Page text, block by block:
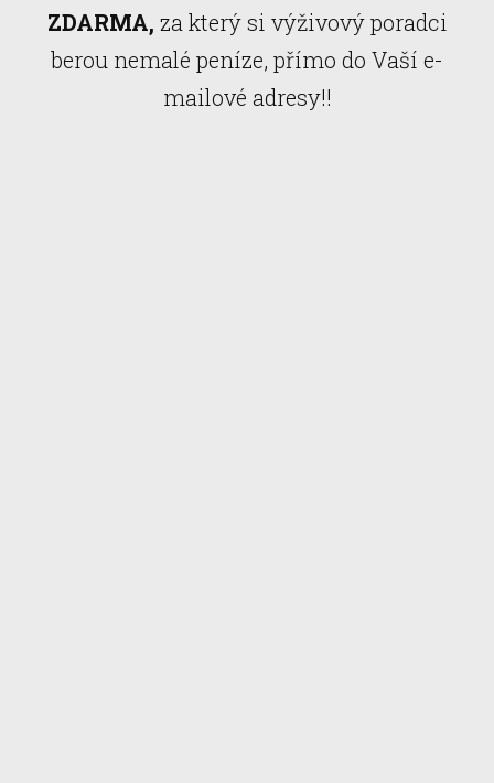
ZDARMA, za který si výživový poradci
berou nemalé peníze, přímo do Vaší e-
mailové adresy!!